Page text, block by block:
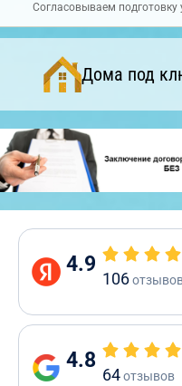
Согласовываем подготовку
Дома под
4.9
106
4.8
64отзывов